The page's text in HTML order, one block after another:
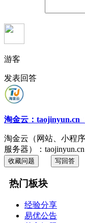
游客
发表回答
淘金云：taojinyun.cn
淘金云（网站、小程
服务器）：taojinyun.cn
收藏问题 写回答
热门板块
经验分享
易优公告